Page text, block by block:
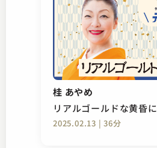
桂 あやめ
リアルゴールドな黄昏に
2025.02.13 | 36分